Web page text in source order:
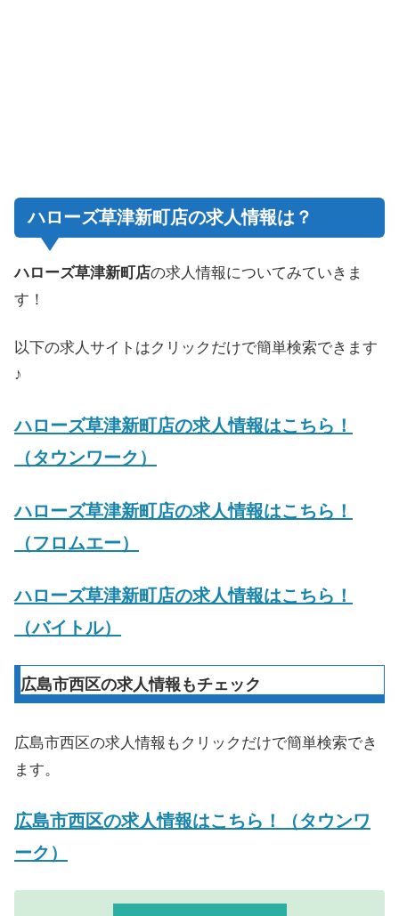
ハローズ草津新町店の求人情報は？
ハローズ草津新町店の求人情報についてみていきま
す！
以下の求人サイトはクリックだけで簡単検索できます
♪
ハローズ草津新町店の求人情報はこちら！
（タウンワーク）
ハローズ草津新町店の求人情報はこちら！
（フロムエー）
ハローズ草津新町店の求人情報はこちら！
（バイトル）
広島市西区の求人情報もチェック
広島市西区の求人情報もクリックだけで簡単検索でき
ます。
広島市西区の求人情報はこちら！（タウンワ
ーク）